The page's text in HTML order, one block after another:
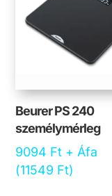
Beurer PS 240
személymérleg
9094 Ft + Áfa
(11549 Ft)